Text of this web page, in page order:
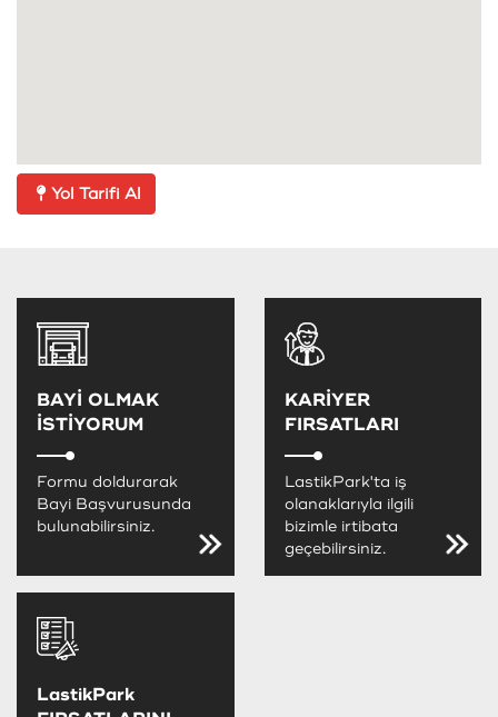
Yol Tarifi Al
BAYİ OLMAK
İSTİYORUM
Formu doldurarak
Bayi Başvurusunda
bulunabilirsiniz.
KARİYER
FIRSATLARI
LastikPark'ta iş
olanaklarıyla ilgili
bizimle irtibata
geçebilirsiniz.
LastikPark